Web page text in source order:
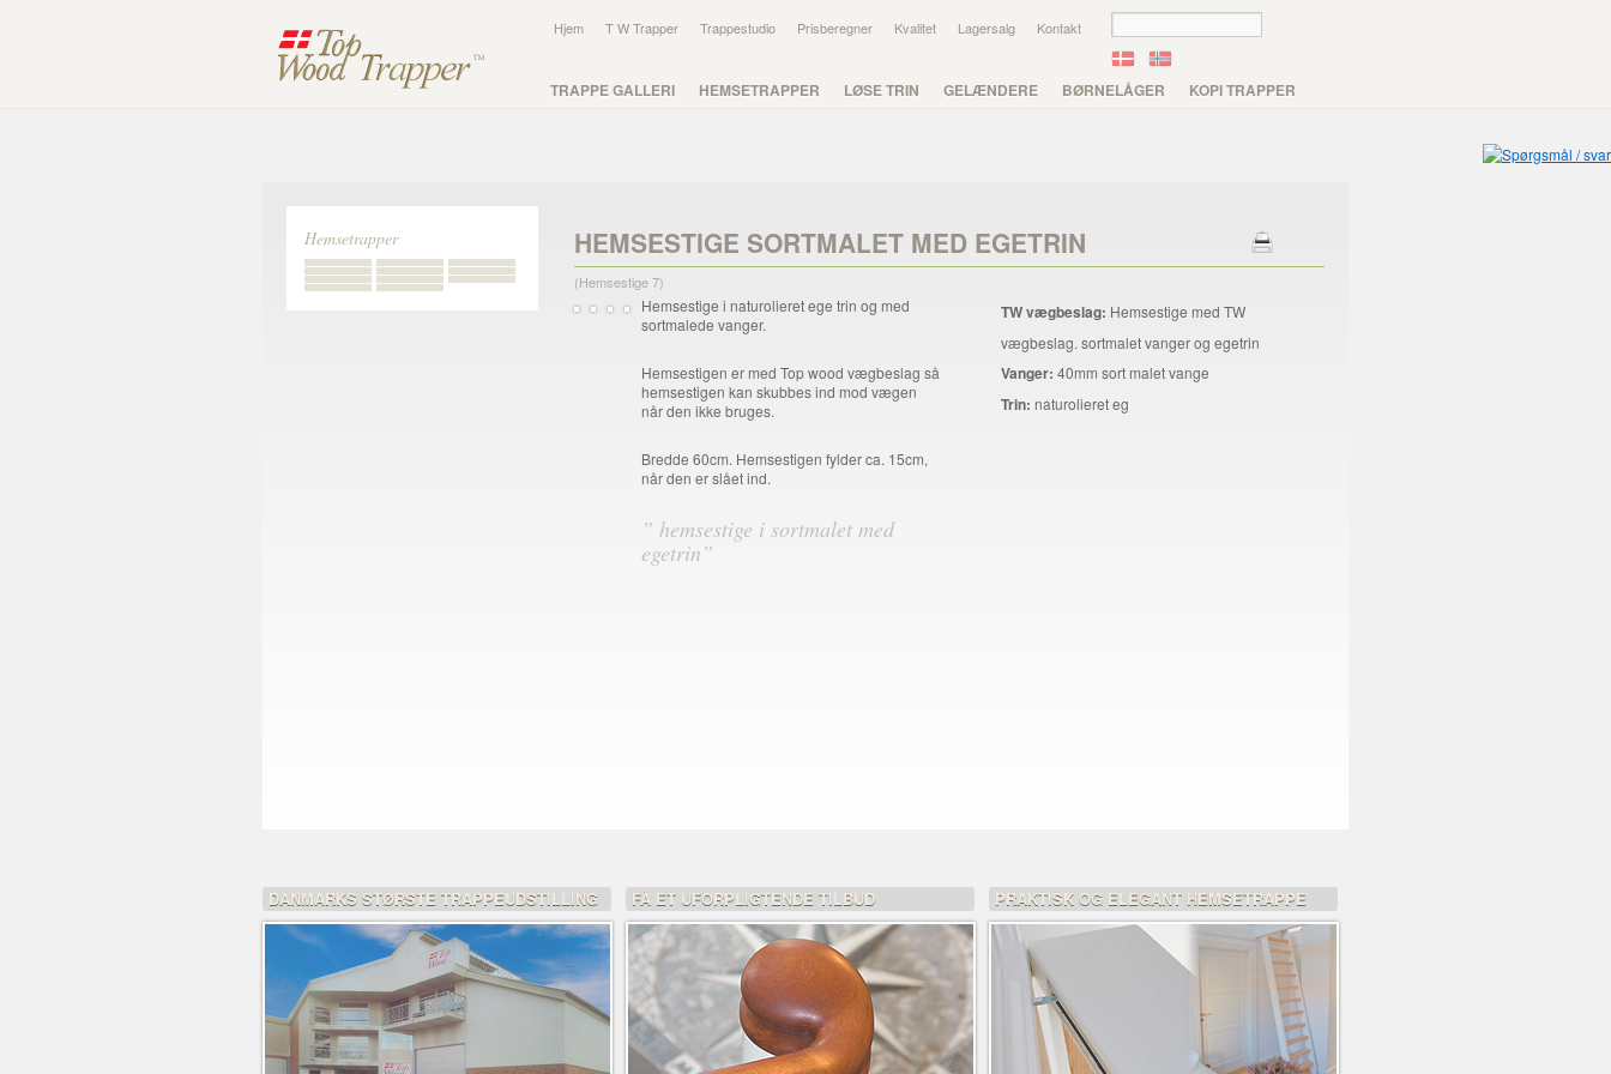
Hjem T W Trapper Trappestudio Prisberegner Kvalitet Lagersalg Kontakt
TRAPPE GALLERI HEMSETRAPPER LØSE TRIN GELÆNDERE BØRNELÅGER KOPI TRAPPER
Hemsetrapper HEMSESTIGE SORTMALET MED EGETRIN
(Hemsestige 7)
Hemsestige i naturolieret ege trin og med
sortmalede vanger.
Hemsestigen er med Top wood vægbeslag så
hemsestigen kan skubbes ind mod vægen
når den ikke bruges.
Bredde 60cm. Hemsestigen fylder ca. 15cm,
når den er slået ind.
” hemsestige i sortmalet med
egetrin”
TW vægbeslag: Hemsestige med TW
vægbeslag. sortmalet vanger og egetrin
Vanger: 40mm sort malet vange
Trin: naturolieret eg
DANMARKS STØRSTE TRAPPEUDSTILLING FÅ ET UFORPLIGTENDE TILBUD PRAKTISK OG ELEGANT HEMSETRAPPE